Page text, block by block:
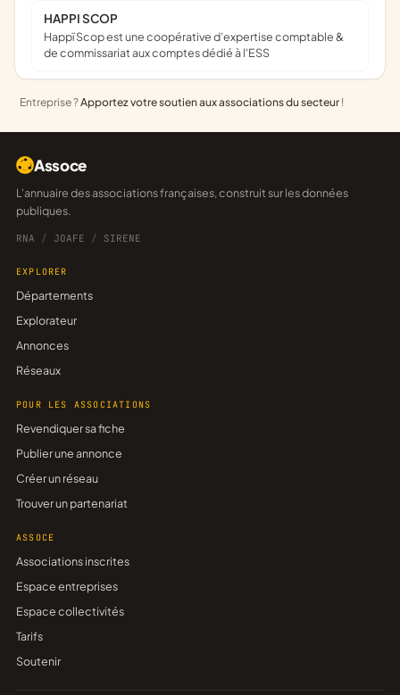
HAPPI SCOP
Happï Scop est une coopérative d’expertise comptable &
de commissariat aux comptes dédié à l'ESS
Entreprise ?Apportez votre soutien aux associations du secteur !
Assoce
L'annuaire des associations françaises, construit sur les données
publiques.
RNA / JOAFE / SIRENE
EXPLORER
Départements
Explorateur
Annonces
Réseaux
POUR LES ASSOCIATIONS
Revendiquer sa fiche
Publier une annonce
Créer un réseau
Trouver un partenariat
ASSOCE
Associations inscrites
Espace entreprises
Espace collectivités
Tarifs
Soutenir